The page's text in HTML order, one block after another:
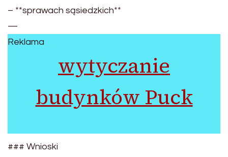
– **sprawach sąsiedzkich**
—
Reklama
wytyczanie
budynków Puck
### Wnioski